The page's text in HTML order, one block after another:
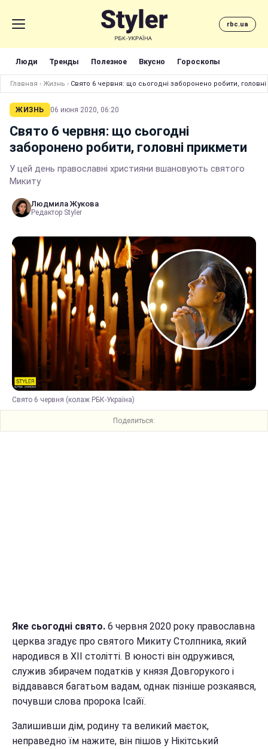
rbc.ua
Люди Тренды Полезное Вкусно Гороскопы
Главная › Жизнь › Свято 6 червня: що сьогодні заборонено робити,
ЖИЗНЬ 06 июня 2020, 06:20
Свято 6 червня: що сьогодні
заборонено робити, головні прикмети
У цей день православні християни вшановують святого
Микиту
Людмила Жукова
Редактор Styler
Свято 6 червня (колаж РБК-Україна)
Поделиться:
Яке сьогодні свято. 6 червня 2020 року православна
церква згадує про святого Микиту Столпника, який
народився в XII столітті. В юності він одружився,
служив збирачем податків у князя Довгорукого і
віддавався багатьом вадам, однак пізніше розкаявся,
почувши слова пророка Ісайї.
Залишивши дім, родину та великий маєток,
неправедно їм нажите, він пішов у Нікітський